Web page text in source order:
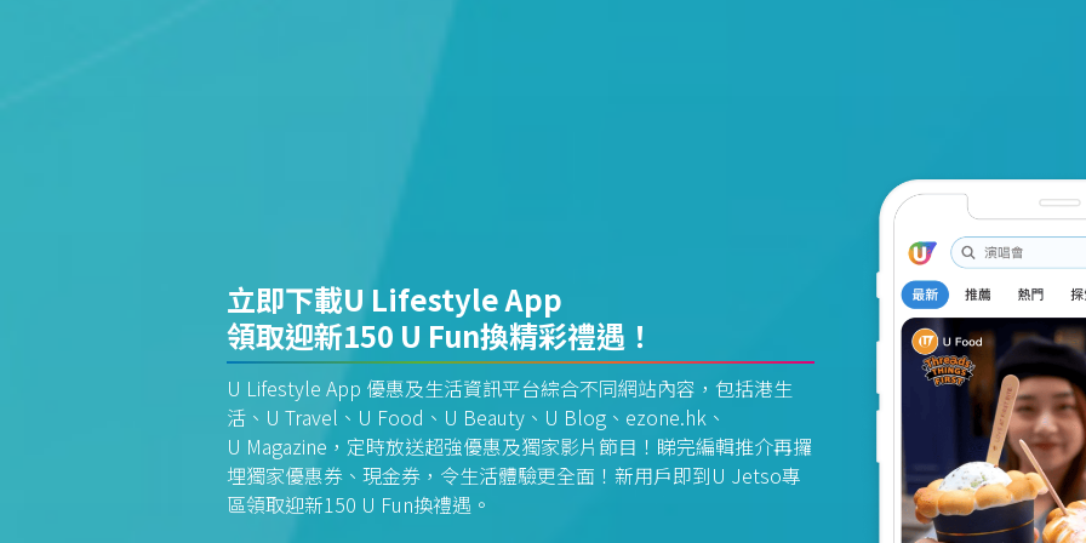
立即下載U Lifestyle App
領取迎新150 U Fun換精彩禮遇！
U Lifestyle App 優惠及生活資訊平台綜合不同網站內容，包括港生
活、U Travel、U Food、U Beauty、U Blog、ezone.hk、
U Magazine，定時放送超強優惠及獨家影片節目！睇完編輯推介再攞
埋獨家優惠券、現金券，令生活體驗更全面！新用戶即到U Jetso專
區領取迎新150 U Fun換禮遇。